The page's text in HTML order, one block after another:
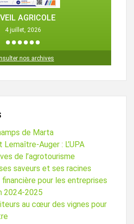
AGRICOLE
4 juillet, 2026
1 2 3 4 5
nos archives
de Marta
Lemaître-Auger : L’UPA
de l’agrotourisme
saveurs et ses racines
financière pour les entreprises
2024-2025
au cœur des vignes pour